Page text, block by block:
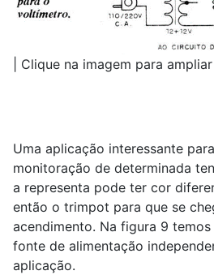
| Clique na imagem para ampliar |
Uma aplicação interessante
monitoração de determinada
a representa pode ter cor
então o trimpot para que se
acendimento. Na figura 9
fonte de alimentação
aplicação.